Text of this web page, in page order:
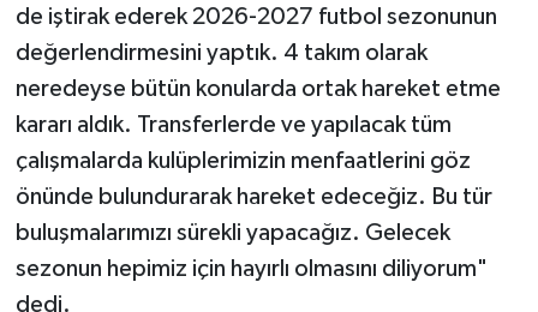
de iştirak ederek 2026-2027 futbol sezonunun
değerlendirmesini yaptık. 4 takım olarak
neredeyse bütün konularda ortak hareket etme
kararı aldık. Transferlerde ve yapılacak tüm
çalışmalarda kulüplerimizin menfaatlerini göz
önünde bulundurarak hareket edeceğiz. Bu tür
buluşmalarımızı sürekli yapacağız. Gelecek
sezonun hepimiz için hayırlı olmasını diliyorum"
dedi.
Ulusal
Yaşam